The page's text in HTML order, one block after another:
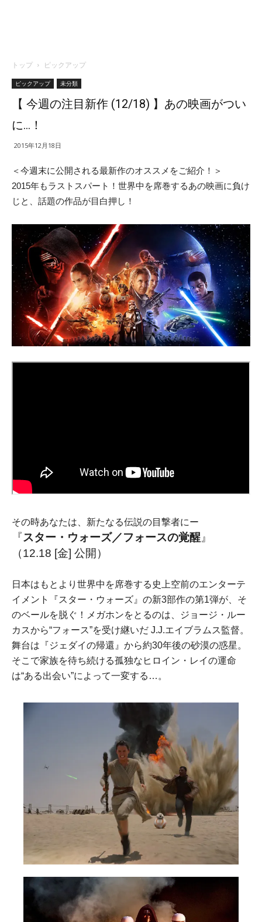
トップ ピックアップ
ピックアップ 未分類
【 今週の注目新作 (12/18) 】あの映画がつい
に…！
2015年12月18日
＜今週末に公開される最新作のオススメをご紹介！＞
2015年もラストスパート！世界中を席巻するあの映画に負け
じと、話題の作品が目白押し！
その時あなたは、新たなる伝説の目撃者にー
『スター・ウォーズ／フォースの覚醒』
（12.18 [金] 公開）
日本はもとより世界中を席巻する史上空前のエンターテ
イメント『スター・ウォーズ』の新3部作の第1弾が、そ
のベールを脱ぐ！メガホンをとるのは、ジョージ・ルー
カスから“フォース”を受け継いだ J.J.エイブラムス監督。
舞台は『ジェダイの帰還』から約30年後の砂漠の惑星。
そこで家族を待ち続ける孤独なヒロイン・レイの運命
は“ある出会い”によって一変する…。